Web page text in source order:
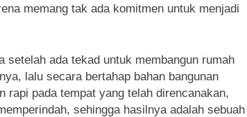
memang tak ada komitmen untuk menjadi
setelah ada tekad untuk membangun rumah
lalu secara bertahap bahan bangunan
rapi pada tempat yang telah direncanakan,
sehingga hasilnya adalah sebuah